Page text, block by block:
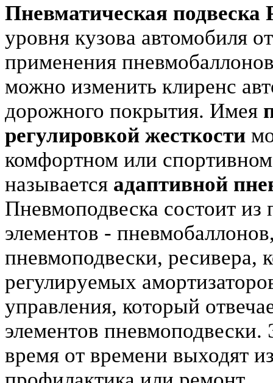
Пневматическая подвеска
уровня кузова автомобиля
применения
можно изменить клиренс
дорожного покрытия. Имея
регулировкой жесткости
комфортном или
называется адаптивной
Пневмоподвеска состоит из
элементов -
пневмоподвески, ресивера,
регулируемых
управления, который
элементов
время от времени выходят